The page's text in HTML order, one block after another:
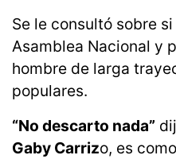
Se le consultó sobre
Asamblea Nacional y
hombre de larga
populares.
“No descarto nada”
Gaby Carrizo, es